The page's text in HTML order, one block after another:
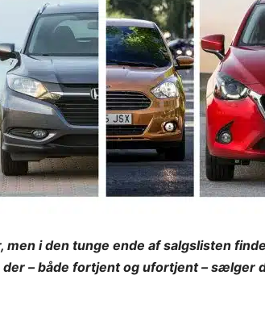
i den tunge ende af salgslisten
– både fortjent og ufortjent – sælger